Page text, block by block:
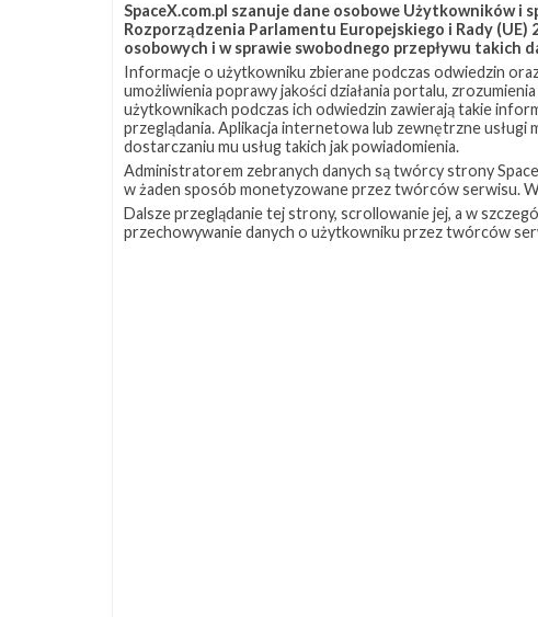
SpaceX.com.pl szanuje dane osobowe Użytkowników i
Rozporządzenia Parlamentu Europejskiego i Rady
osobowych i w sprawie swobodnego przepływu takich
Informacje o użytkowniku zbierane podczas odwiedzin
umożliwienia poprawy jakości działania portalu,
użytkownikach podczas ich odwiedzin zawierają takie
przeglądania. Aplikacja internetowa lub zewnętrzne
dostarczaniu mu usług takich jak powiadomienia.
Administratorem zebranych danych są twórcy strony
w żaden sposób monetyzowane przez twórców serwisu.
Dalsze przeglądanie tej strony, scrollowanie jej, a w
przechowywanie danych o użytkowniku przez twórców